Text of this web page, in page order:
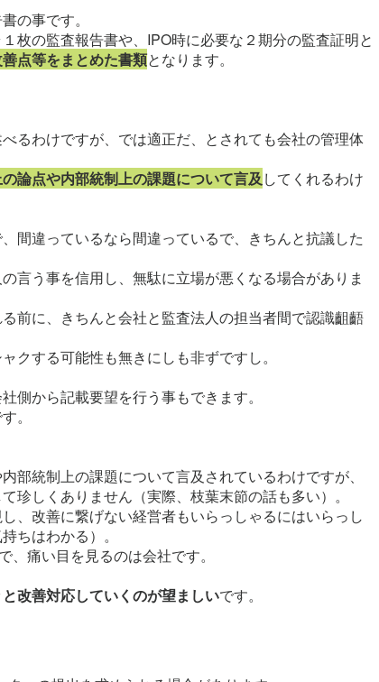
の事です。
枚の監査報告書や、IPO時に必要な２期分の監査証明と
点等をまとめた書類となります。
るわけですが、では適正だ、とされても会社の管理体
論点や内部統制上の課題について言及してくれるわけ
間違っているなら間違っているで、きちんと抗議した
言う事を信用し、無駄に立場が悪くなる場合がありま
前に、きちんと会社と監査法人の担当者間で認識齟齬
クする可能性も無きにしも非ずですし。
側から記載要望を行う事もできます。
。
部統制上の課題について言及されているわけですが、
珍しくありません（実際、枝葉末節の話も多い）。
、改善に繋げない経営者もいらっしゃるにはいらっし
ちはわかる）。
痛い目を見るのは会社です。
改善対応していくのが望ましいです。